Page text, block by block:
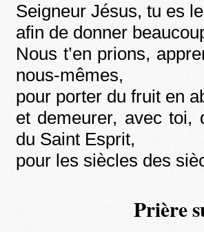
Seigneur Jésus, tu es
afin de donner
Nous t’en prions,
nous-mêmes,
pour porter du fruit en
et demeurer, avec toi,
du Saint Esprit,
pour les siècles des
Prière